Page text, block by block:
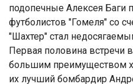
подопечные Алексея Баги
футболистов "Гомеля" со
"Шахтер" стал
Первая половина встречи
большим преимуществом
их лучший бомбардир